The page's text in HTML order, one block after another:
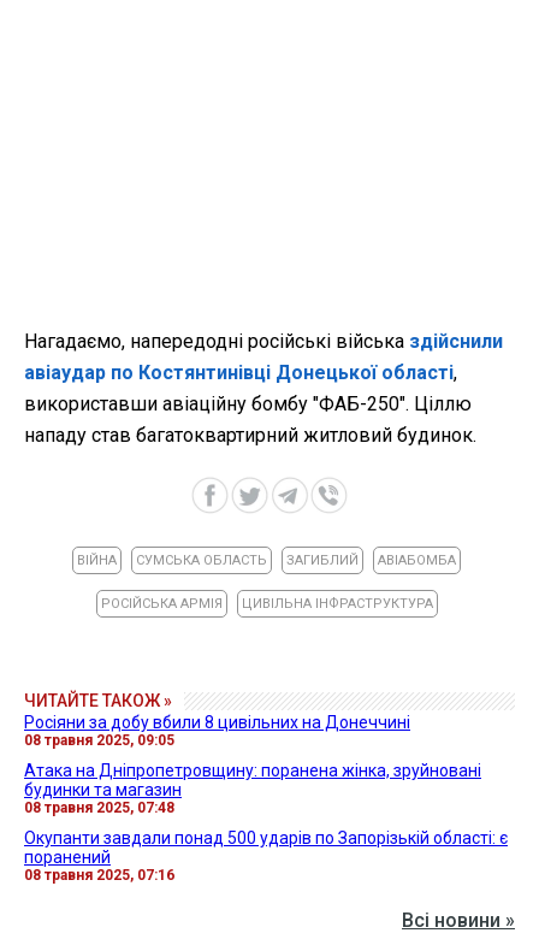
Нагадаємо, напередодні російські війська здійснили
авіаудар по Костянтинівці Донецької області,
використавши авіаційну бомбу "ФАБ-250". Ціллю
нападу став багатоквартирний житловий будинок.
ВІЙНА СУМСЬКА ОБЛАСТЬ ЗАГИБЛИЙ АВІАБОМБА
РОСІЙСЬКА АРМІЯ ЦИВІЛЬНА ІНФРАСТРУКТУРА
ЧИТАЙТЕ ТАКОЖ »
Росіяни за добу вбили 8 цивільних на Донеччині
08 травня 2025, 09:05
Атака на Дніпропетровщину: поранена жінка, зруйновані
будинки та магазин
08 травня 2025, 07:48
Окупанти завдали понад 500 ударів по Запорізькій області: є
поранений
08 травня 2025, 07:16
Всі новини »